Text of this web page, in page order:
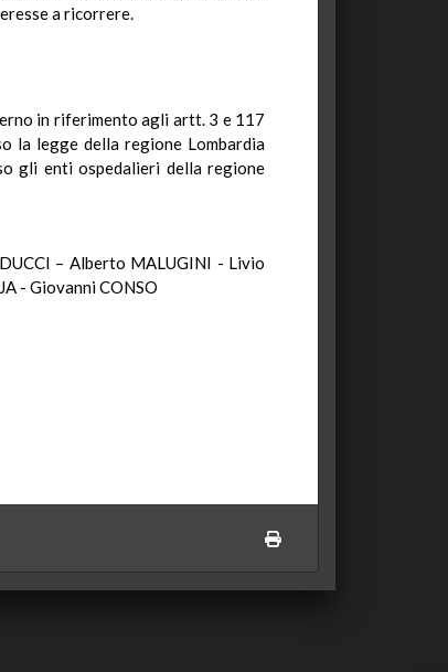
a ricorrere.
in riferimento agli artt. 3 e 117
la legge della regione Lombardia
gli enti ospedalieri della regione
– Alberto MALUGINI - Livio
- Giovanni CONSO